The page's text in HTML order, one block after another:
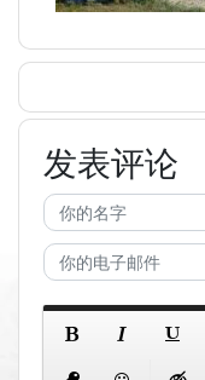
发表评论